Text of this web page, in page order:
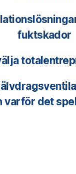
fuktskador
varför det